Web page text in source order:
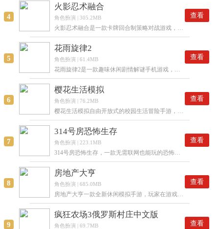
4
火影忍术融合
角色扮演 | 305.2MB
火影忍术融合是一款卡牌回合制策略对战游戏，火影人物角色齐全，丰富的形象等你来收集选择，各种刺激的回合制战斗玩法，体验不同的角色战斗力，强大的技能阵容搭配为你推荐，赶快来这里下载试试吧！
查看
5
花雨旋律2
角色扮演 | 61.4MB
花雨旋律2是一款趣味休闲剧情解谜手机游戏，玩家可以在游戏中自由的交流对话，通过做任务寻找各种线索，每个章节都有专属的目标需要挑战，体验刺激的闯关过程，感兴趣的朋友快来下载吧！
查看
6
樱花生活模拟
角色扮演 | 76.2MB
樱花生活模拟自由开放式的校园生活冒险手游，超级多的npc角色和你互动，不会感到无聊的精彩剧情，真是体验到重温校园时光，玩家还可以自己更换角色时装，十分精致的服装任你搭配，日常生活任务非常有趣，快下载体验一下吧！
查看
7
314号房恐怖生存
角色扮演 | 223.1MB
314号房恐怖生存，一款无需联网也能玩的恐怖风游戏，您需要利用手中的武器击败所有僵尸，射击游戏爱好者尤其不能错过！期待你的绝佳表现！
查看
8
房地产大亨
角色扮演 | 685.0MB
房地产大亨一款全新休闲模拟手游，玩家在游戏中建造城市，一步步成为房地产大亨的任务。超多趣味合理的游戏模式，不断的扩展你的城市，建造更多的房产、商业店铺，达到利润最大化获得更多的资源收益，十分沉浸式有挑战性，快下载试试吧！
查看
9
疯狂农场3俄罗斯村庄中文版
角色扮演 | 69.7MB 查看